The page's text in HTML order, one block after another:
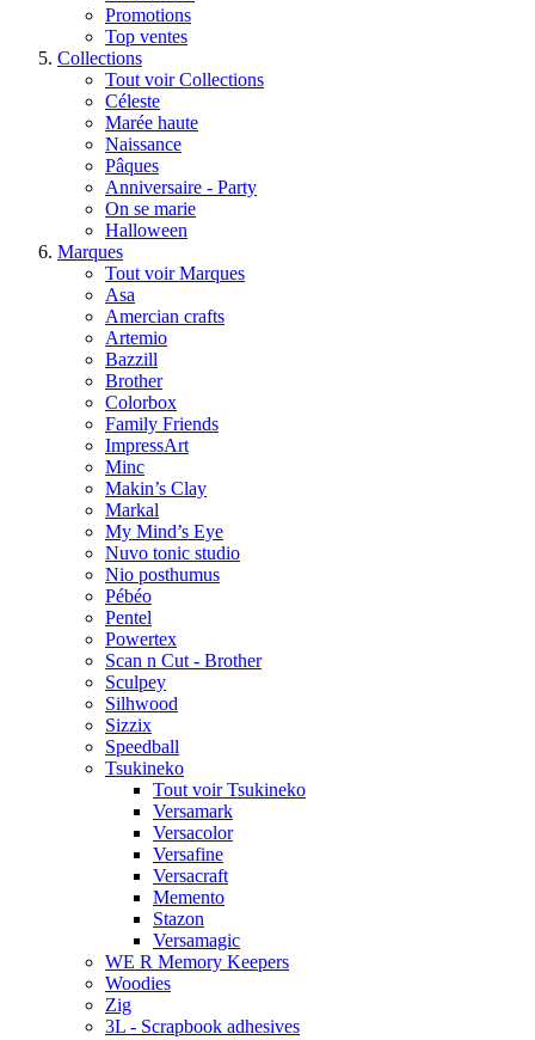
Promotions
Top ventes
Collections
Tout voir Collections
Céleste
Marée haute
Naissance
Pâques
Anniversaire - Party
On se marie
Halloween
Marques
Tout voir Marques
Asa
Amercian crafts
Artemio
Bazzill
Brother
Colorbox
Family Friends
ImpressArt
Minc
Makin’s Clay
Markal
My Mind’s Eye
Nuvo tonic studio
Nio posthumus
Pébéo
Pentel
Powertex
Scan n Cut - Brother
Sculpey
Silhwood
Sizzix
Speedball
Tsukineko
Tout voir Tsukineko
Versamark
Versacolor
Versafine
Versacraft
Memento
Stazon
Versamagic
WE R Memory Keepers
Woodies
Zig
3L - Scrapbook adhesives